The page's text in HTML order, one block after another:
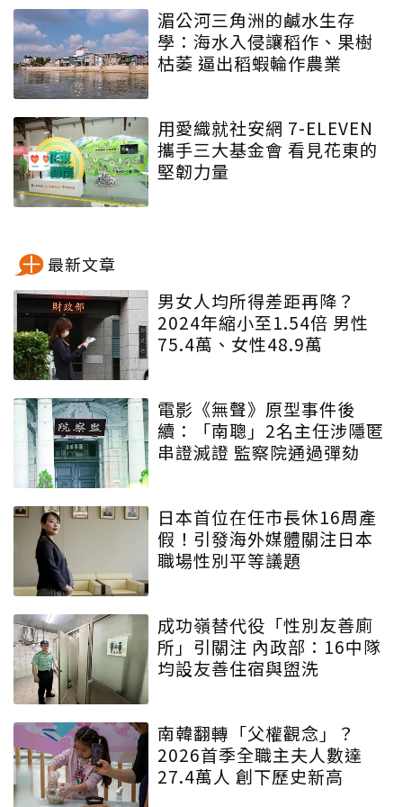
湄公河三角洲的鹹水生存
學：海水入侵讓稻作、果樹
枯萎 逼出稻蝦輪作農業
用愛織就社安網 7-ELEVEN
攜手三大基金會 看見花東的
堅韌力量
最新文章
男女人均所得差距再降？
2024年縮小至1.54倍 男性
75.4萬、女性48.9萬
電影《無聲》原型事件後
續：「南聰」2名主任涉隱匿
串證滅證 監察院通過彈劾
日本首位在任市長休16周產
假！引發海外媒體關注日本
職場性別平等議題
成功嶺替代役「性別友善廁
所」引關注 內政部：16中隊
均設友善住宿與盥洗
南韓翻轉「父權觀念」？
2026首季全職主夫人數達
27.4萬人 創下歷史新高